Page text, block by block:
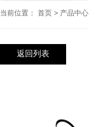
当前位置： 首页 > 产品中心
返回列表